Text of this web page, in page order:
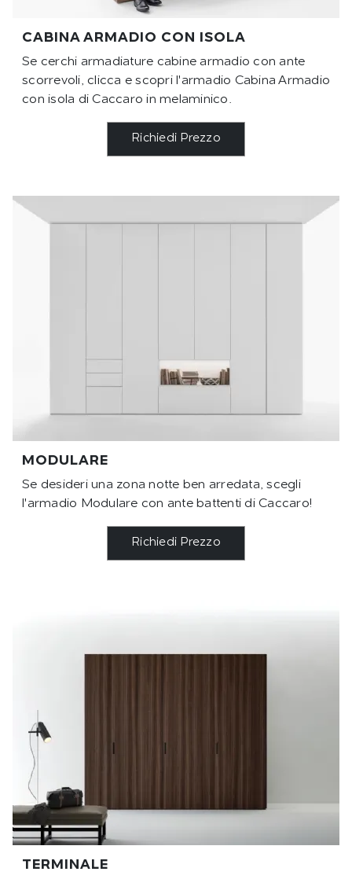
CABINA ARMADIO CON ISOLA
Se cerchi armadiature cabine armadio con ante
scorrevoli, clicca e scopri l'armadio Cabina Armadio
con isola di Caccaro in melaminico.
Richiedi Prezzo
MODULARE
Se desideri una zona notte ben arredata, scegli
l'armadio Modulare con ante battenti di Caccaro!
Richiedi Prezzo
TERMINALE